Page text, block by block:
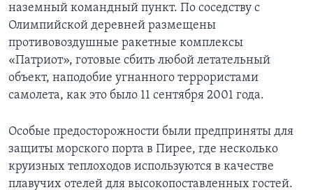
наземный командный пункт. По соседству с
Олимпийской деревней размещены
противовоздушные ракетные комплексы
«Патриот», готовые сбить любой летательный
объект, наподобие угнанного террористами
самолета, как это было 11 сентября 2001 года.
Особые предосторожности были предприняты для
защиты морского порта в Пирее, где несколько
круизных теплоходов используются в качестве
плавучих отелей для высокопоставленных гостей.